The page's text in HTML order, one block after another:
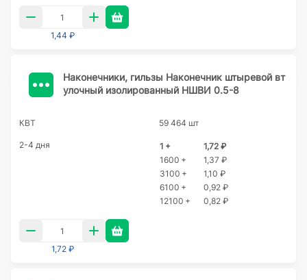
1,44 ₽
Наконечники, гильзы Наконечник штыревой вт
улочный изолированный НШВИ 0.5-8
КВТ 59 464 шт
2-4 дня 1 +
1,72 ₽
1600 +
1,37 ₽
3100 +
1,10 ₽
6100 +
0,92 ₽
12100 +
0,82 ₽
1,72 ₽